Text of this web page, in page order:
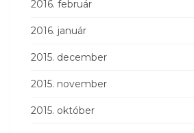
2016. február
2016. január
2015. december
2015. november
2015. október